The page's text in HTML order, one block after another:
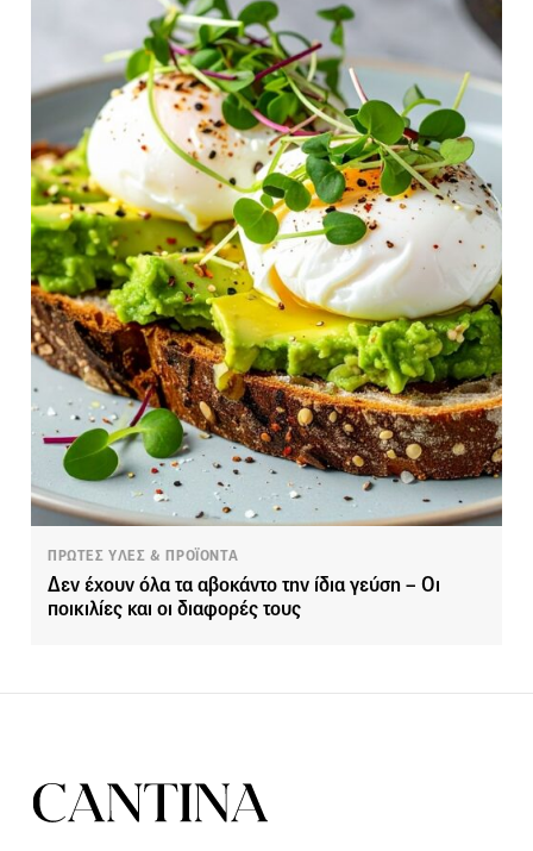
ΠΡΩΤΕΣ ΥΛΕΣ & ΠΡΟΪΟΝΤΑ
Δεν έχουν όλα τα αβοκάντο την ίδια γεύση – Οι
ποικιλίες και οι διαφορές τους